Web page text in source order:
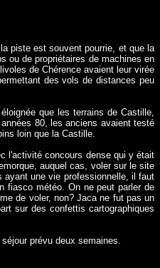
piste est souvent pourrie, et que la
ou de propriétaires de machines en
de Chérence avaient leur virée
des vols de distances peu
que les terrains de Castille,
80, les anciens avaient testé
loin que la Castille.
l'activité concours dense qui y était
auquel cas, voler sur le site
une vie professionnelle, il faut
fiasco météo. On ne peut parler de
de voler, non? Jaca ne fut pas un
sur des confettis cartographiques
prévu deux semaines.